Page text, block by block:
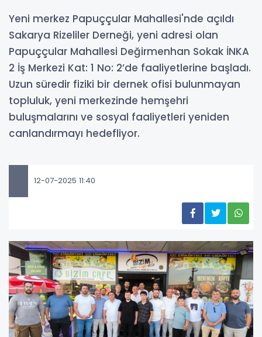
Yeni merkez Papuççular Mahallesi'nde açıldı
Sakarya Rizeliler Derneği, yeni adresi olan
Papuççular Mahallesi Değirmenhan Sokak İNKA
2 İş Merkezi Kat: 1 No: 2’de faaliyetlerine başladı.
Uzun süredir fiziki bir dernek ofisi bulunmayan
topluluk, yeni merkezinde hemşehri
buluşmalarını ve sosyal faaliyetleri yeniden
canlandırmayı hedefliyor.
12-07-2025 11:40